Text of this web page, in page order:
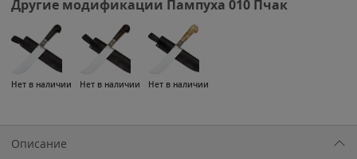
Другие модификации Пампуха 010 Пчак
Нет в наличии Нет в наличии Нет в наличии
Описание